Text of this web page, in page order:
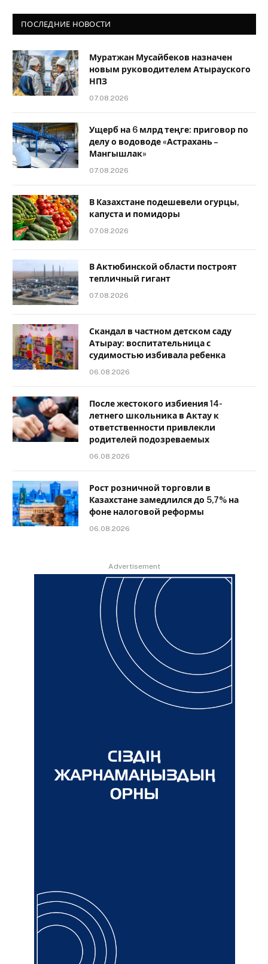
ПОСЛЕДНИЕ НОВОСТИ
Муратжан Мусайбеков назначен
новым руководителем Атырауского
НПЗ
07.08.2026
Ущерб на 6 млрд теңге: приговор по
делу о водоводе «Астрахань –
Мангышлак»
07.08.2026
В Казахстане подешевели огурцы,
капуста и помидоры
07.08.2026
В Актюбинской области построят
тепличный гигант
07.08.2026
Скандал в частном детском саду
Атырау: воспитательница с
судимостью избивала ребенка
06.08.2026
После жестокого избиения 14-
летнего школьника в Актау к
ответственности привлекли
родителей подозреваемых
06.08.2026
Рост розничной торговли в
Казахстане замедлился до 5,7% на
фоне налоговой реформы
06.08.2026
Advertisement